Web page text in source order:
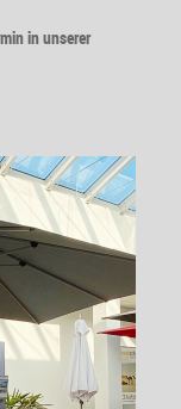
in unserer